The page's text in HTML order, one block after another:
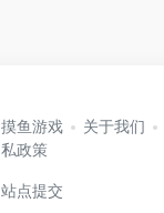
摸鱼游戏 关于我们
私政策
站点提交